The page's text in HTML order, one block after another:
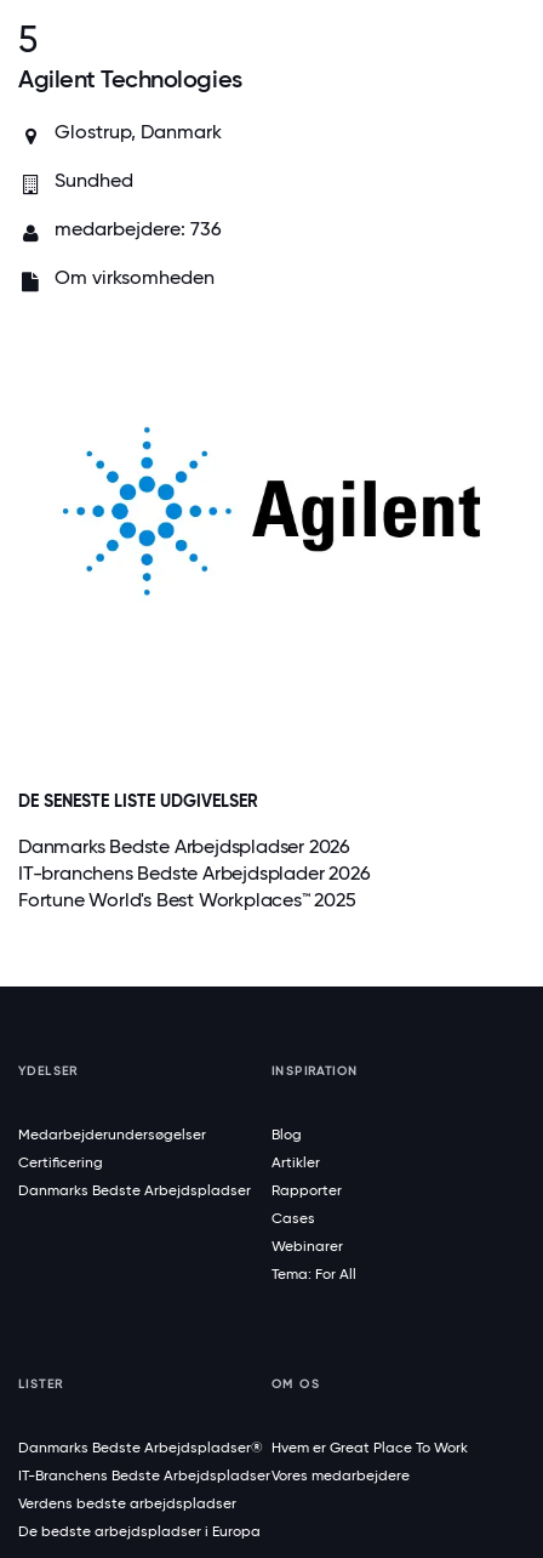
5
Agilent Technologies
Glostrup, Danmark
Sundhed
medarbejdere: 736
Om virksomheden
DE SENESTE LISTE UDGIVELSER
Danmarks Bedste Arbejdspladser 2026
IT-branchens Bedste Arbejdsplader 2026
Fortune World's Best Workplaces™ 2025
YDELSER
Medarbejderundersøgelser
Certificering
Danmarks Bedste Arbejdspladser
INSPIRATION
Blog
Artikler
Rapporter
Cases
Webinarer
Tema: For All
LISTER
Danmarks Bedste Arbejdspladser®
IT-Branchens Bedste Arbejdspladser
Verdens bedste arbejdspladser
De bedste arbejdspladser i Europa
OM OS
Hvem er Great Place To Work
Vores medarbejdere